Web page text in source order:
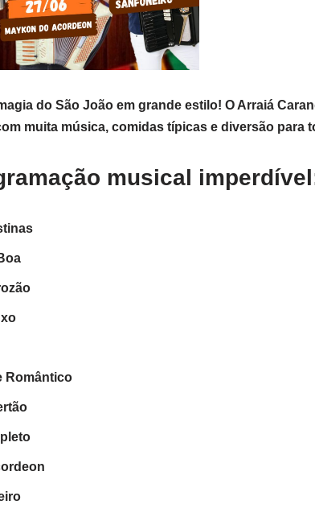
do São João em grande estilo! O Arraiá
muita música, comidas típicas e diversão para
musical
Romântico